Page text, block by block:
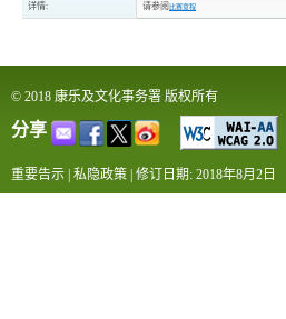
详情: 请参阅 比赛章程
© 2018 康乐及文化事务署 版权所有
分享
重要告示 私隐政策 修订日期: 2018年8月2日